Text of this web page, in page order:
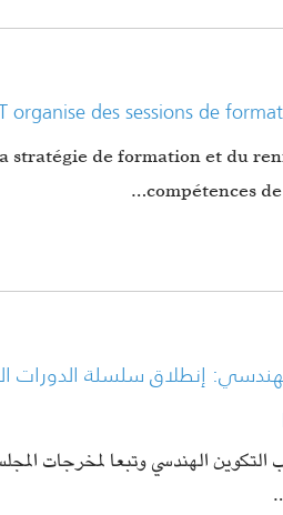
organise des sessions de
stratégie de formation et du
compétences
الهندسي وتبعا لمخرجات